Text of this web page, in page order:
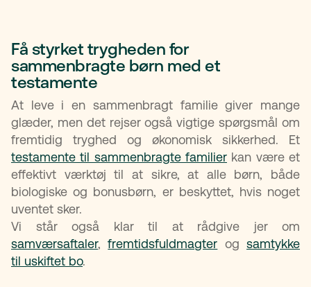
Få styrket trygheden for
sammenbragte børn med et
testamente
At leve i en sammenbragt familie giver mange
glæder, men det rejser også vigtige spørgsmål om
fremtidig tryghed og økonomisk sikkerhed. Et
testamente til sammenbragte familier kan være et
effektivt værktøj til at sikre, at alle børn, både
biologiske og bonusbørn, er beskyttet, hvis noget
uventet sker.
Vi står også klar til at rådgive jer om
samværsaftaler,fremtidsfuldmagter ogsamtykke
til uskiftet bo.